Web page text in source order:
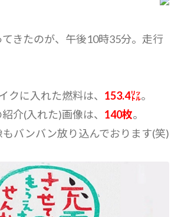
きたのが、午後10時35分。走行
クに入れた燃料は、 153.4㍑。
介(入れた)画像は、 140枚。
バンバン放り込んでおります(笑)